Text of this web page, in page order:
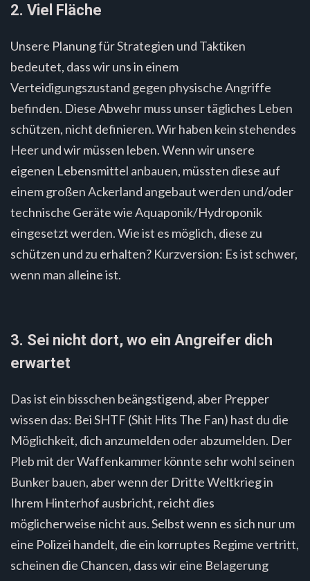
2. Viel Fläche
Unsere Planung für Strategien und Taktiken
bedeutet, dass wir uns in einem
Verteidigungszustand gegen physische Angriffe
befinden. Diese Abwehr muss unser tägliches Leben
schützen, nicht definieren. Wir haben kein stehendes
Heer und wir müssen leben. Wenn wir unsere
eigenen Lebensmittel anbauen, müssten diese auf
einem großen Ackerland angebaut werden und/oder
technische Geräte wie Aquaponik/Hydroponik
eingesetzt werden. Wie ist es möglich, diese zu
schützen und zu erhalten? Kurzversion: Es ist schwer,
wenn man alleine ist.
3. Sei nicht dort, wo ein Angreifer dich
erwartet
Das ist ein bisschen beängstigend, aber Prepper
wissen das: Bei SHTF (Shit Hits The Fan) hast du die
Möglichkeit, dich anzumelden oder abzumelden. Der
Pleb mit der Waffenkammer könnte sehr wohl seinen
Bunker bauen, aber wenn der Dritte Weltkrieg in
Ihrem Hinterhof ausbricht, reicht dies
möglicherweise nicht aus. Selbst wenn es sich nur um
eine Polizei handelt, die ein korruptes Regime vertritt,
scheinen die Chancen, dass wir eine Belagerung